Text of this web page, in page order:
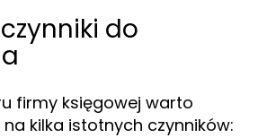
do
firmy księgowej warto
kilka istotnych czynników: